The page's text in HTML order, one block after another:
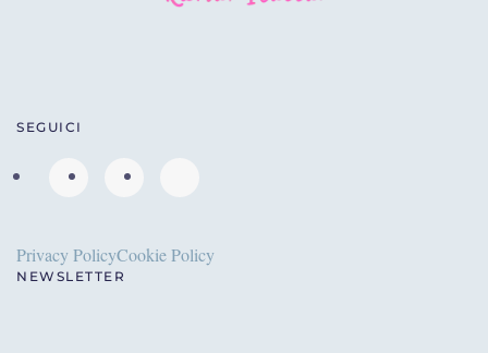
SEGUICI
Privacy PolicyCookie Policy
NEWSLETTER